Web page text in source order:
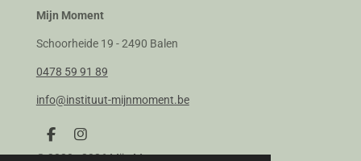
Mijn Moment
Schoorheide 19 - 2490 Balen
0478 59 91 89
info@instituut-mijnmoment.be
F
a
I
n
© 2020 - 2026 Mijn Moment